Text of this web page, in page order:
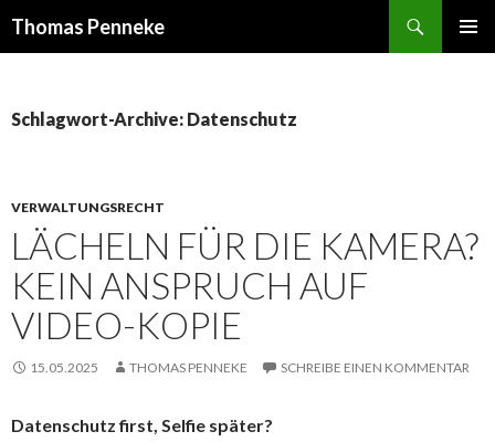
Thomas Penneke
Schlagwort-Archive: Datenschutz
VERWALTUNGSRECHT
LÄCHELN FÜR DIE KAMERA?
KEIN ANSPRUCH AUF
VIDEO-KOPIE
15.05.2025 THOMAS PENNEKE SCHREIBE EINEN KOMMENTAR
Datenschutz first, Selfie später?